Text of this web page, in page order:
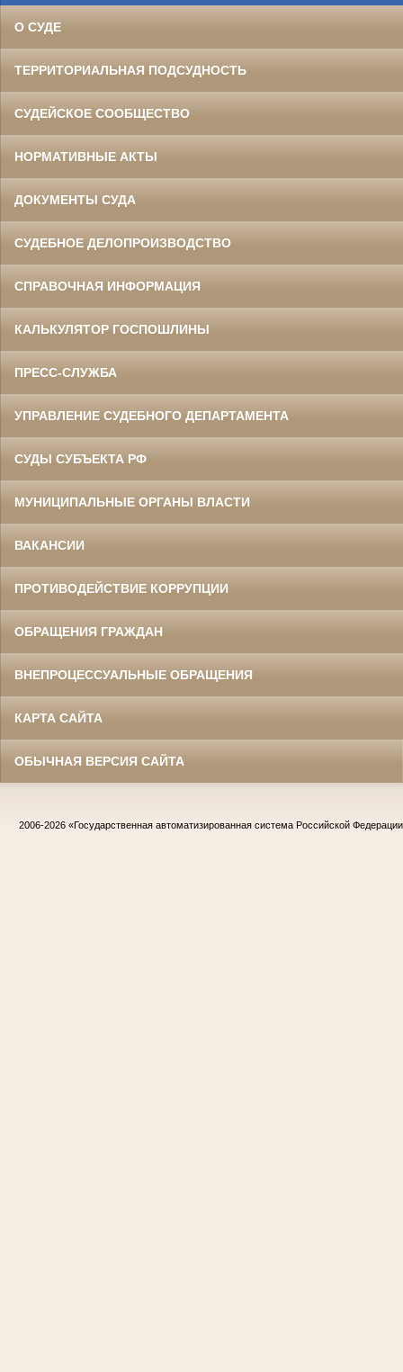
О СУДЕ
ТЕРРИТОРИАЛЬНАЯ ПОДСУДНОСТЬ
СУДЕЙСКОЕ СООБЩЕСТВО
НОРМАТИВНЫЕ АКТЫ
ДОКУМЕНТЫ СУДА
СУДЕБНОЕ ДЕЛОПРОИЗВОДСТВО
СПРАВОЧНАЯ ИНФОРМАЦИЯ
КАЛЬКУЛЯТОР ГОСПОШЛИНЫ
ПРЕСС-СЛУЖБА
УПРАВЛЕНИЕ СУДЕБНОГО ДЕПАРТАМЕНТА
СУДЫ СУБЪЕКТА РФ
МУНИЦИПАЛЬНЫЕ ОРГАНЫ ВЛАСТИ
ВАКАНСИИ
ПРОТИВОДЕЙСТВИЕ КОРРУПЦИИ
ОБРАЩЕНИЯ ГРАЖДАН
ВНЕПРОЦЕССУАЛЬНЫЕ ОБРАЩЕНИЯ
КАРТА САЙТА
ОБЫЧНАЯ ВЕРСИЯ САЙТА
2006-2026 «Государственная автоматизированная система Российской